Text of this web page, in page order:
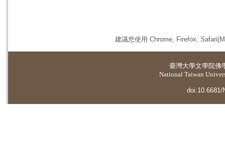
建議您使用 Chrome, Firefox,
臺灣大學文學院佛
National Taiwan
doi:10.6681/